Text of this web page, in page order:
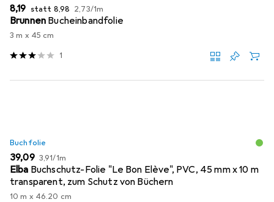
EUR
8,19 statt EUR
8,98 EUR
2,73/1m
Brunnen Bucheinbandfolie
3 m x 45 cm
1
Buchfolie
EUR
39,09 EUR
3,91/1m
Elba Buchschutz-Folie "Le Bon Elève", PVC, 45 mm x 10 m
transparent, zum Schutz von Büchern
10 m x 46.20 cm